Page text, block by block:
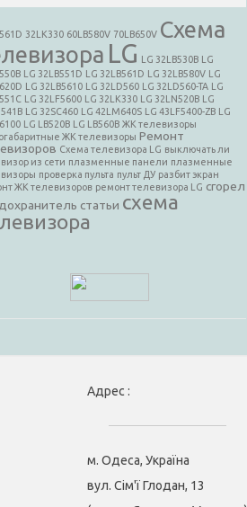
32LK330 60LB580V 70LB650V Cхема
LG LG 32LB530B LG
LG 32LB551D LG 32LB561D LG 32LB580V LG
LG 32LB5610 LG 32LD560 LG 32LD560-TA LG
LG 32LF5600 LG 32LK330 LG 32LN520B LG
LG 32SC460 LG 42LM640S LG 43LF5400-ZB LG
LG LB520B LG LB560B ЖК телевизоры
ЖК телевизоры Ремонт
Схема телевизора LG выключать ли
из сети плазменные панели плазменные
проверка пульта пульт ДУ разбит экран
ЖК телевизоров ремонт телевизора LG сгорел
статьи схема
Адрес :
м. Одеса, Україна
вул. Сім'ї Глодан, 13